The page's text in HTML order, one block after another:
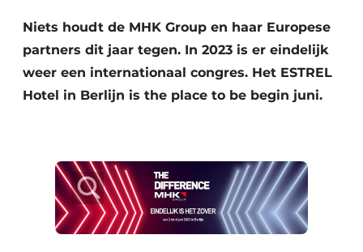
Niets houdt de MHK Group en haar Europese
partners dit jaar tegen. In 2023 is er eindelijk
weer een internationaal congres. Het ESTREL
Hotel in Berlijn is the place to be begin juni.